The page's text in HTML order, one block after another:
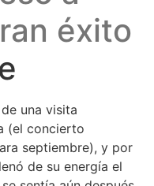
éxito
una visita
(el concierto
septiembre), y por
de su energía el